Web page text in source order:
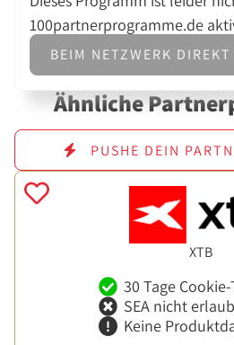
100partnerprogramme.de
BEIM NETZWERK DIREKT
Ähnliche
PUSHE DEIN
XTB
30 Tage
SEA nicht
Keine